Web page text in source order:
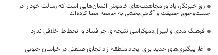
روز خبرنگار، یادآور مجاهدت‌های خاموش انسان‌هایی است که رسالت خود را در
جست‌وجوی حقیقت و آگاهی‌بخشی به جامعه معنا کرده‌اند
فرهنگ مادی و لیبرال‌دموکراسی نتیجه‌ای جز فساد و انحطاط اخلاقی ندارد
آغاز پیگیری‌های جدید برای ایجاد منطقه آزاد تجاری صنعتی در خراسان جنوبی